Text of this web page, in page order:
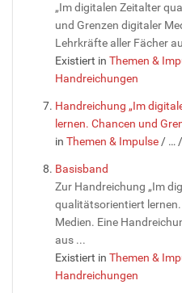
„Im digitalen Zeitalter
und Grenzen digitaler
Lehrkräfte aller Fächer
Existiert in Themen &
Handreichungen
Handreichung „Im
lernen. Chancen und
in Themen & Impulse / … /
Basisband
Zur Handreichung „Im
qualitätsorientiert
Medien. Eine
aus ...
Existiert in Themen &
Handreichungen